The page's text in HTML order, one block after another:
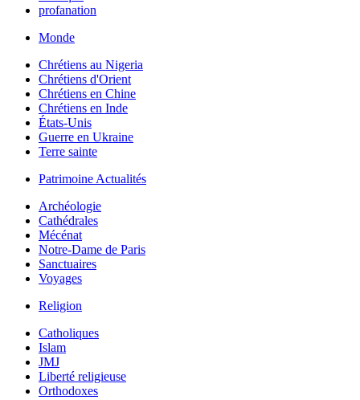
profanation
Monde
Chrétiens au Nigeria
Chrétiens d'Orient
Chrétiens en Chine
Chrétiens en Inde
États-Unis
Guerre en Ukraine
Terre sainte
Patrimoine Actualités
Archéologie
Cathédrales
Mécénat
Notre-Dame de Paris
Sanctuaires
Voyages
Religion
Catholiques
Islam
JMJ
Liberté religieuse
Orthodoxes